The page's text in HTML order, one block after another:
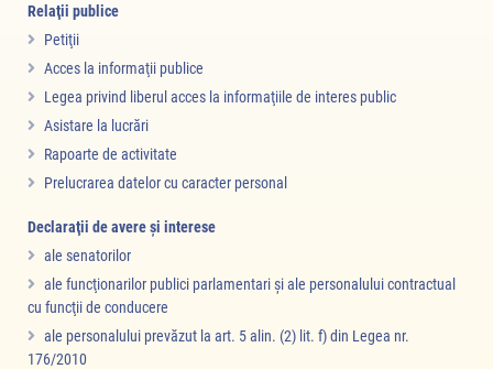
Relaţii publice
Petiţii
Acces la informaţii publice
Legea privind liberul acces la informaţiile de interes public
Asistare la lucrări
Rapoarte de activitate
Prelucrarea datelor cu caracter personal
Declaraţii de avere şi interese
ale senatorilor
ale funcţionarilor publici parlamentari şi ale personalului contractual
cu funcţii de conducere
ale personalului prevăzut la art. 5 alin. (2) lit. f) din Legea nr.
176/2010